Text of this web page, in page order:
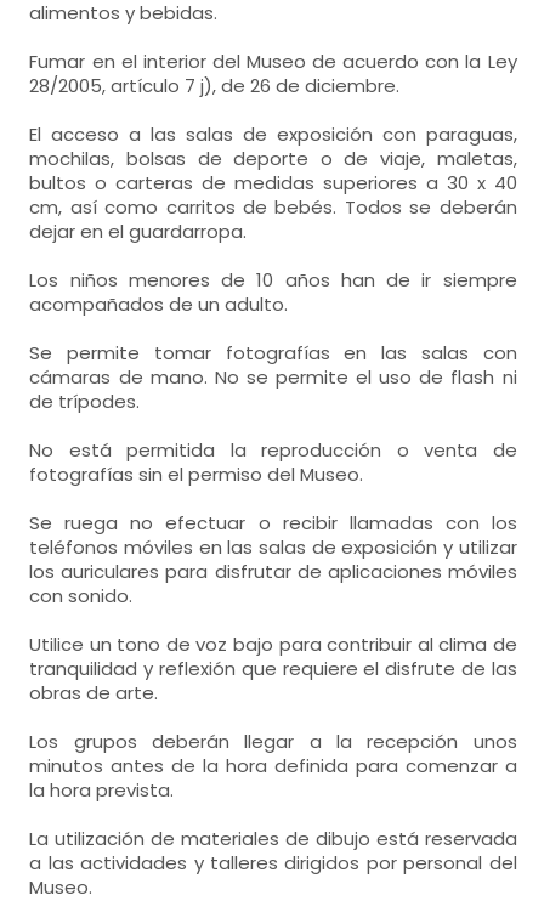
alimentos y bebidas.
Fumar en el interior del Museo de acuerdo con la Ley
28/2005, artículo 7 j), de 26 de diciembre.
El acceso a las salas de exposición con paraguas,
mochilas, bolsas de deporte o de viaje, maletas,
bultos o carteras de medidas superiores a 30 x 40
cm, así como carritos de bebés. Todos se deberán
dejar en el guardarropa.
Los niños menores de 10 años han de ir siempre
acompañados de un adulto.
Se permite tomar fotografías en las salas con
cámaras de mano. No se permite el uso de flash ni
de trípodes.
No está permitida la reproducción o venta de
fotografías sin el permiso del Museo.
Se ruega no efectuar o recibir llamadas con los
teléfonos móviles en las salas de exposición y utilizar
los auriculares para disfrutar de aplicaciones móviles
con sonido.
Utilice un tono de voz bajo para contribuir al clima de
tranquilidad y reflexión que requiere el disfrute de las
obras de arte.
Los grupos deberán llegar a la recepción unos
minutos antes de la hora definida para comenzar a
la hora prevista.
La utilización de materiales de dibujo está reservada
a las actividades y talleres dirigidos por personal del
Museo.